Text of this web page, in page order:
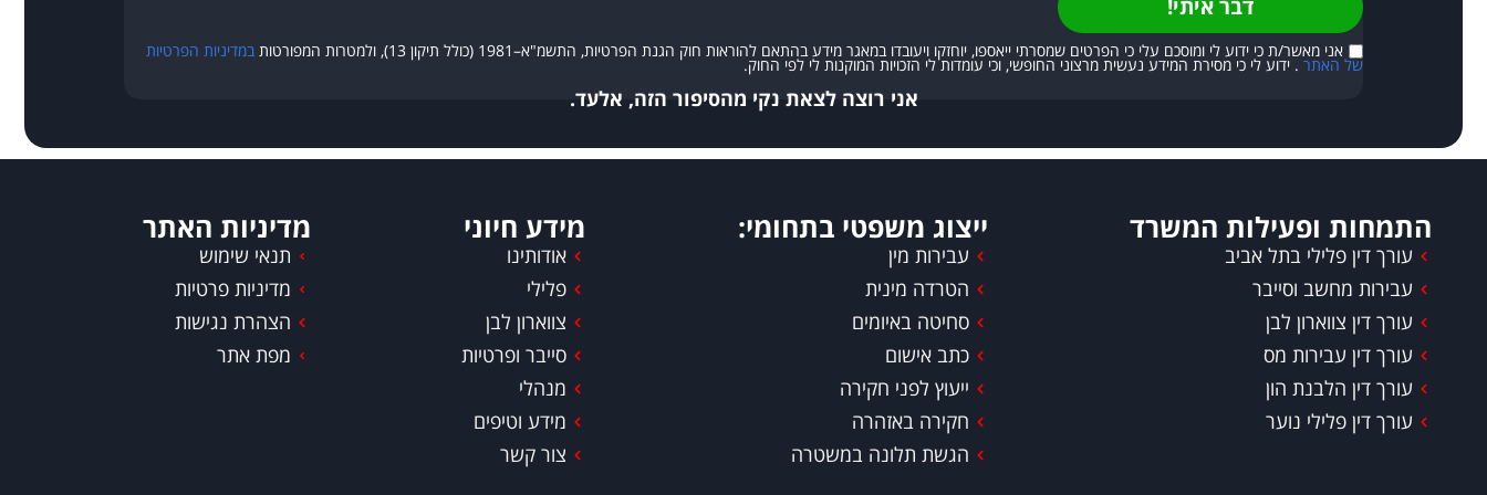
אני מאשר/ת כי ידוע לי ומוסכם עלי כי הפרטים שמסרתי ייאספו, יוחזקו ויעובדו במאגר מידע בהתאם להוראות חוק הגנת הפרטיות, התשמ"א–1981 (כולל תיקון 13), ולמטרות המפורטות במדיניות הפרטיות
של האתר . ידוע לי כי מסירת המידע נעשית מרצוני החופשי, וכי עומדות לי הזכויות המוקנות לי לפי החוק.
דבר איתי!
אני רוצה לצאת נקי מהסיפור הזה, אלעד.
התמחות ופעילות המשרד
עורך דין פלילי בתל אביב
עבירות מחשב וסייבר
עורך דין צווארון לבן
עורך דין עבירות מס
עורך דין הלבנת הון
עורך דין פלילי נוער
ייצוג משפטי בתחומי:
עבירות מין
הטרדה מינית
סחיטה באיומים
כתב אישום
ייעוץ לפני חקירה
חקירה באזהרה
הגשת תלונה במשטרה
מידע חיוני
אודותינו
פלילי
צווארון לבן
סייבר ופרטיות
מנהלי
מידע וטיפים
צור קשר
מדיניות האתר
תנאי שימוש
מדיניות פרטיות
הצהרת נגישות
מפת אתר